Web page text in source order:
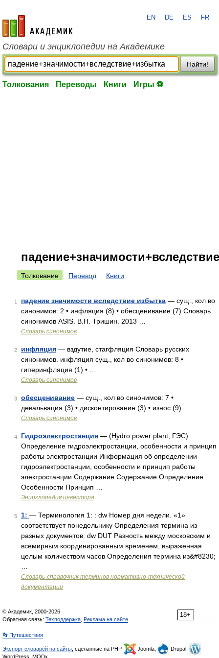
academic.ru
EN DE ES FR
Словари и энциклопедии на Академике
Найти!
Толкования Переводы Книги Игры ⚽
Толкование Перевод Книги
1 падение значимости вследствие избытка — сущ., кол во
синонимов: 2 • инфляция (8) • обесценивание (7) Словарь
синонимов ASIS. В.Н. Тришин. 2013 …
Словарь синонимов
2 инфляция — вздутие, стагфляция Словарь русских
синонимов. инфляция сущ., кол во синонимов: 8 •
гиперинфляция (1) • …
Словарь синонимов
3 обесценивание — сущ., кол во синонимов: 7 •
девальвация (3) • дисконтирование (3) • износ (9) …
Словарь синонимов
4 Гидроэлектростанция — (Hydro power plant, ГЭС)
Определение гидроэлектростанции, особенности и принцип
работы электростанции Информация об определении
гидроэлектростанции, особенности и принцип работы
электростанции Содержание Содержание Определение
Особенности Принцип …
Энциклопедия инвестора
5 1: — Терминология 1: : dw Номер дня недели. «1»
соответствует понедельнику Определения термина из
разных документов: dw DUT Разность между московским и
всемирным координированным временем, выраженная
целым количеством часов Определения термина из&#8230;
Словарь-справочник терминов нормативно-технической
документации
18+
© Академик, 2000-2026
Обратная связь: Техподдержка Реклама на сайте
👣 Путешествия
Экспорт словарей на сайты , сделанные на PHP, Joomla,
Drupal,
WordPress, MODx.